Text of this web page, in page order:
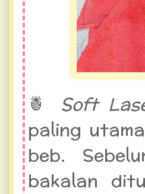
🍍 Soft
paling
beb.
bakalan